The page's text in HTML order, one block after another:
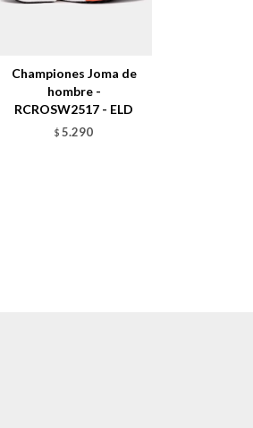
Championes Joma de
hombre -
RCROSW2517 - ELD
$ 5.290